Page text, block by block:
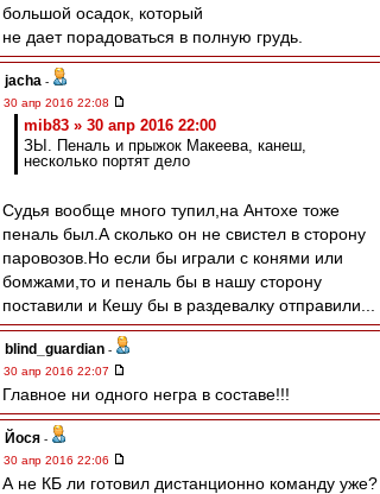
большой осадок, который
не дает порадоваться в полную грудь.
jacha -
30 апр 2016 22:08
mib83 » 30 апр 2016 22:00
ЗЫ. Пеналь и прыжок Макеева, канеш,
несколько портят дело
Судья вообще много тупил,на Антохе тоже
пеналь был.А сколько он не свистел в сторону
паровозов.Но если бы играли с конями или
бомжами,то и пеналь бы в нашу сторону
поставили и Кешу бы в раздевалку отправили...
blind_guardian -
30 апр 2016 22:07
Главное ни одного негра в составе!!!
Йося -
30 апр 2016 22:06
А не КБ ли готовил дистанционно команду уже?